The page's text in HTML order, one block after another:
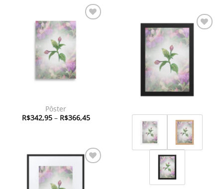
R$391,45
Adicionar
à lista de
desejos
Pôster
R$342,95 – R$366,45Faixa
de
R$366,45
Adicionar
à lista de